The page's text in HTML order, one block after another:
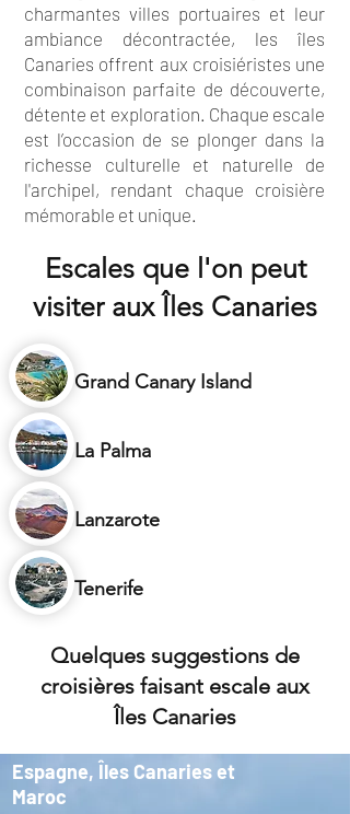
charmantes villes portuaires et leur
ambiance décontractée, les îles
Canaries offrent aux croisiéristes une
combinaison parfaite de découverte,
détente et exploration. Chaque escale
est l’occasion de se plonger dans la
richesse culturelle et naturelle de
l'archipel, rendant chaque croisière
mémorable et unique.
Escales que l'on peut
visiter aux Îles Canaries
Grand Canary Island
La Palma
Lanzarote
Tenerife
Quelques suggestions de
croisières faisant escale aux
Îles Canaries
Espagne, Îles Canaries et
Maroc